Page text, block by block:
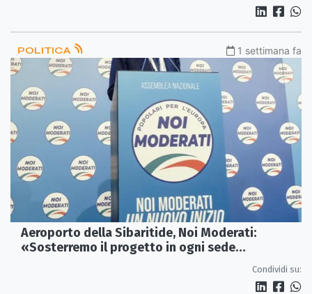
POLITICA 1 settimana fa
Aeroporto della Sibaritide, Noi Moderati:
«Sosterremo il progetto in ogni sede
Condividi su: